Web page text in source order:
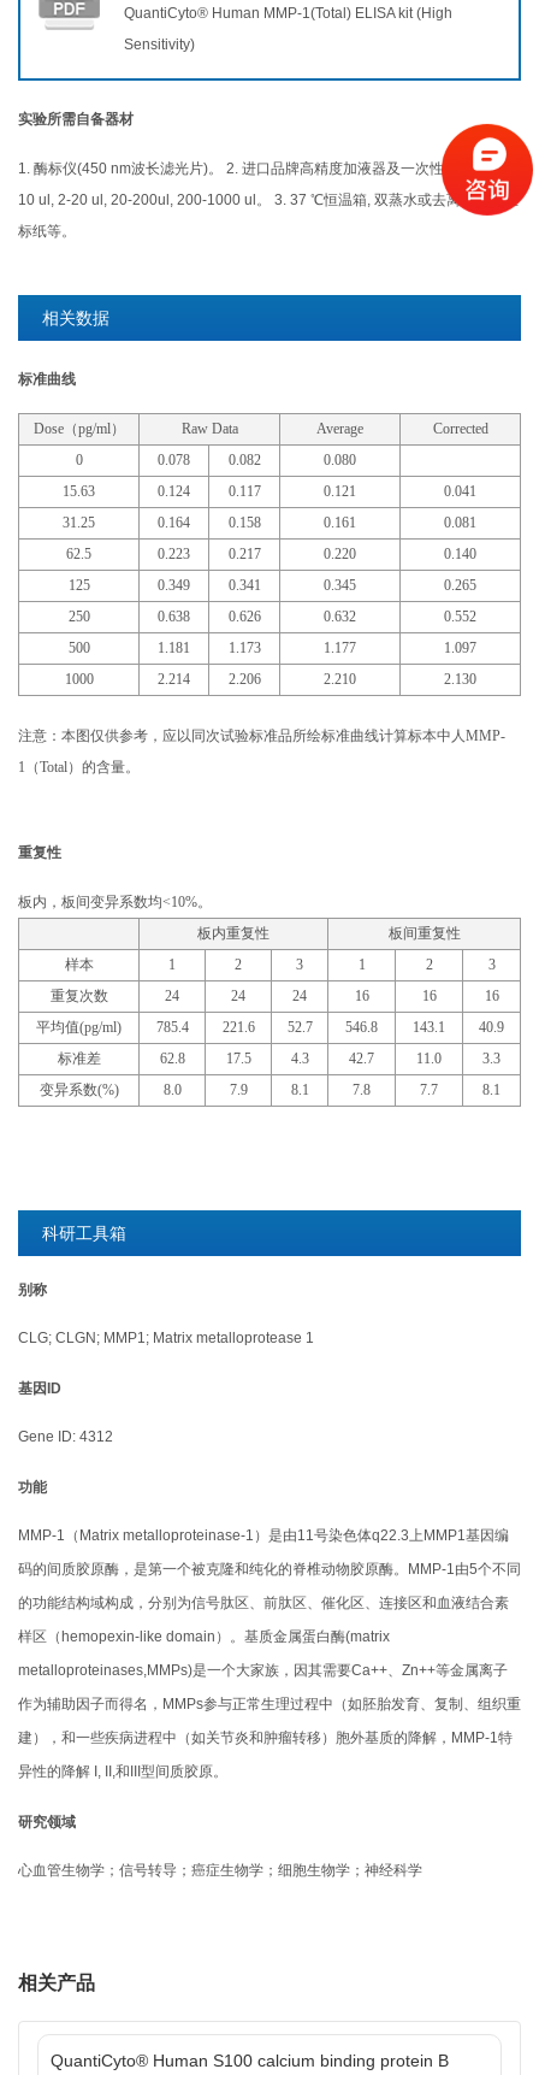
QuantiCyto® Human MMP-1(Total) ELISA kit (High
Sensitivity)
实验所需自备器材
1. 酶标仪(450 nm波长滤光片)。 2. 进口品牌高精度加液器及一次性吸头：0.5-
10 ul, 2-20 ul, 20-200ul, 200-1000 ul。 3. 37 ℃恒温箱, 双蒸水或去离子水，坐
标纸等。
相关数据
标准曲线
Dose（pg/ml） Raw Data Average
Corrected
0
0.078 0.082
0.080
15.63
0.124 0.117 0.121
0.041
31.25
0.164 0.158 0.161
0.081
62.5
0.223 0.217 0.220
0.140
125
0.349 0.341 0.345
0.265
250
0.638 0.626 0.632
0.552
500
1.181 1.173 1.177
1.097
1000
2.214 2.206 2.210 2.130
注意：本图仅供参考，应以同次试验标准品所绘标准曲线计算标本中人MMP-
1（Total）的含量。
重复性
板内，板间变异系数均<10%。
板内重复性
板间重复性
样本
1 2 3 1 2
3
重复次数
24 24 24 16 16
16
平均值(pg/ml)
785.4 221.6 52.7 546.8 143.1
40.9
标准差
62.8 17.5 4.3 42.7 11.0
3.3
变异系数(%)
8.0 7.9 8.1 7.8 7.7 8.1
科研工具箱
别称
CLG; CLGN; MMP1; Matrix metalloprotease 1
基因ID
Gene ID: 4312
功能
MMP-1（Matrix metalloproteinase-1）是由11号染色体q22.3上MMP1基因编
码的间质胶原酶，是第一个被克隆和纯化的脊椎动物胶原酶。MMP-1由5个不同
的功能结构域构成，分别为信号肽区、前肽区、催化区、连接区和血液结合素
样区（hemopexin-like domain）。基质金属蛋白酶(matrix
metalloproteinases,MMPs)是一个大家族，因其需要Ca++、Zn++等金属离子
作为辅助因子而得名，MMPs参与正常生理过程中（如胚胎发育、复制、组织重
建），和一些疾病进程中（如关节炎和肿瘤转移）胞外基质的降解，MMP-1特
异性的降解 I, II,和III型间质胶原。
研究领域
心血管生物学；信号转导；癌症生物学；细胞生物学；神经科学
相关产品
QuantiCyto® Human S100 calcium binding protein B